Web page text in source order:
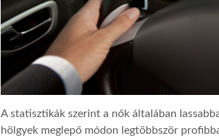
A statisztikák szerint a nők általában
hölgyek meglepő módon legtöbbször